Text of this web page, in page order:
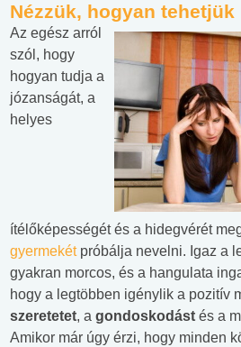
Nézzük, hogyan
Az egész arról
szól, hogy
hogyan tudja a
józanságát, a
helyes
ítélőképességét és a hidegvérét
gyermekétpróbálja nevelni. Igaz a
gyakran morcos, és a hangulata
hogy a legtöbben igénylik a pozitív
szeretetet, a gondoskodást és a
Amikor már úgy érzi, hogy minden